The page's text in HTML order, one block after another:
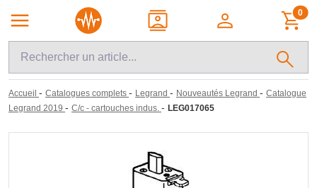
0
Accueil - Catalogues complets - Legrand - Nouveautés Legrand - Catalogue
Legrand 2019 - C/c - cartouches indus. - LEG017065